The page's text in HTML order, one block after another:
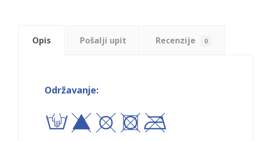
Opis Pošalji upit Recenzije 0
Održavanje:
ty\+$